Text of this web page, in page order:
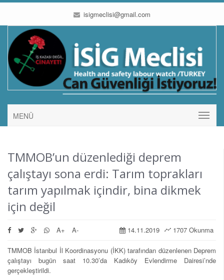
isigmeclisi@gmail.com
MENÜ
TMMOB’un düzenlediği deprem
çalıştayı sona erdi: Tarım toprakları
tarım yapılmak içindir, bina dikmek
için değil
1707 Okunma
14.11.2019
A+ A-
TMMOB İstanbul İl Koordinasyonu (İKK) tarafından düzenlenen Deprem
çalıştayı bugün saat 10.30’da Kadıköy Evlendirme Dairesi’nde
gerçekleştirildi.